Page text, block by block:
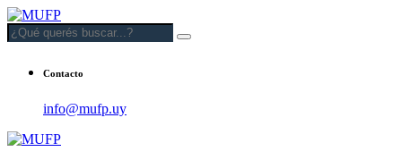
Contacto
info@mufp.uy